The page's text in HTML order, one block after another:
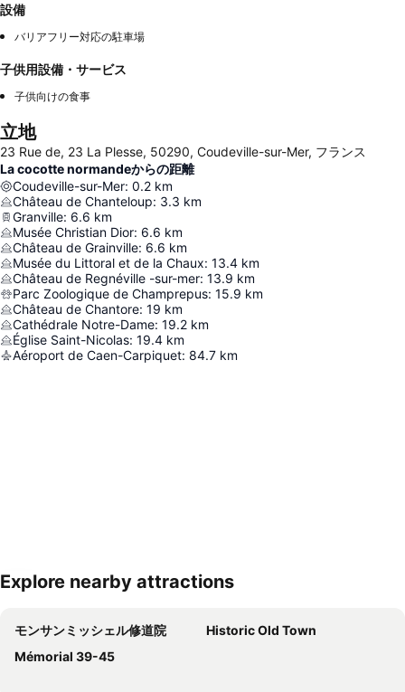
設備
バリアフリー対応の駐車場
子供用設備・サービス
子供向けの食事
立地
23 Rue de, 23 La Plesse, 50290, Coudeville-sur-Mer, フランス
La cocotte normandeからの距離
Coudeville-sur-Mer: 0.2 km
Château de Chanteloup: 3.3 km
Granville: 6.6 km
Musée Christian Dior: 6.6 km
Château de Grainville: 6.6 km
Musée du Littoral et de la Chaux: 13.4 km
Château de Regnéville -sur-mer: 13.9 km
Parc Zoologique de Champrepus: 15.9 km
Château de Chantore: 19 km
Cathédrale Notre-Dame: 19.2 km
Église Saint-Nicolas: 19.4 km
Aéroport de Caen-Carpiquet: 84.7 km
Explore nearby attractions
モンサンミッシェル修道院
Historic Old Town
Mémorial 39-45